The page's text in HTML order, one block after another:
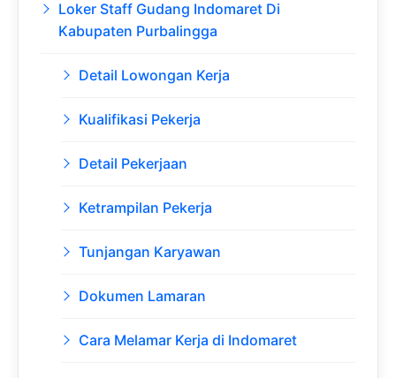
Loker Staff Gudang Indomaret Di
Kabupaten Purbalingga
Detail Lowongan Kerja
Kualifikasi Pekerja
Detail Pekerjaan
Ketrampilan Pekerja
Tunjangan Karyawan
Dokumen Lamaran
Cara Melamar Kerja di Indomaret